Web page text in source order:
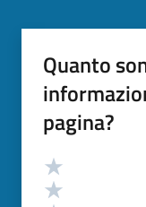
Quanto
pagina?
Valutazione